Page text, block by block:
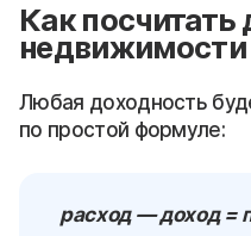
Как посчитать
недвижимости
Любая доходность
по простой формуле:
расход — доход =